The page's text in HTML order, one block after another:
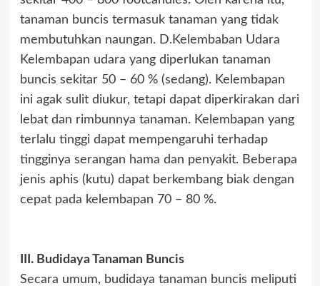
tanaman buncis termasuk tanaman yang tidak
membutuhkan naungan. D.Kelembaban Udara
Kelembapan udara yang diperlukan tanaman
buncis sekitar 50 – 60 % (sedang). Kelembapan
ini agak sulit diukur, tetapi dapat diperkirakan dari
lebat dan rimbunnya tanaman. Kelembapan yang
terlalu tinggi dapat mempengaruhi terhadap
tingginya serangan hama dan penyakit. Beberapa
jenis aphis (kutu) dapat berkembang biak dengan
cepat pada kelembapan 70 – 80 %.
III. Budidaya Tanaman Buncis
Secara umum, budidaya tanaman buncis meliputi